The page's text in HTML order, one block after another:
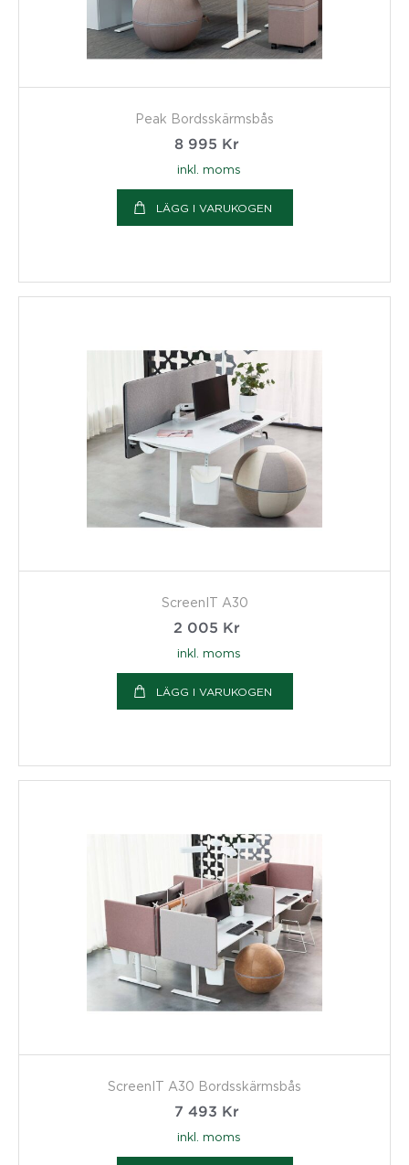
Peak Bordsskärmsbås
8 995 Kr
inkl. moms
LÄGG I VARUKOGEN
ScreenIT A30
2 005 Kr
inkl. moms
LÄGG I VARUKOGEN
ScreenIT A30 Bordsskärmsbås
7 493 Kr
inkl. moms